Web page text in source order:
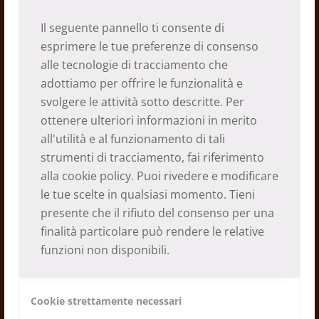
Il seguente pannello ti consente di
esprimere le tue preferenze di consenso
alle tecnologie di tracciamento che
adottiamo per offrire le funzionalità e
svolgere le attività sotto descritte. Per
ottenere ulteriori informazioni in merito
all'utilità e al funzionamento di tali
strumenti di tracciamento, fai riferimento
alla cookie policy. Puoi rivedere e modificare
le tue scelte in qualsiasi momento. Tieni
presente che il rifiuto del consenso per una
finalità particolare può rendere le relative
funzioni non disponibili.
Cookie strettamente necessari
02.10.2024
Piccola casa per un’infermiera a